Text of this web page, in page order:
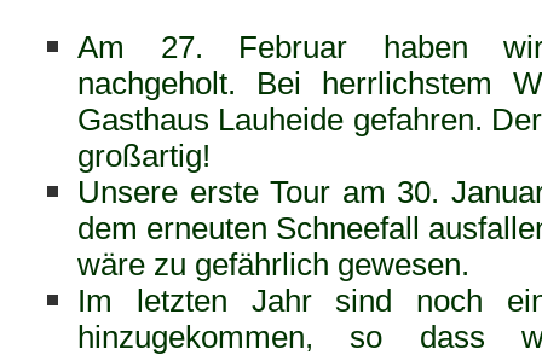
Am 27. Februar haben
nachgeholt. Bei herrlichstem
Gasthaus Lauheide gefahren.
großartig!
Unsere erste Tour am 30.
dem erneuten Schneefall
wäre zu gefährlich gewesen.
Im letzten Jahr sind noch
hinzugekommen, so dass